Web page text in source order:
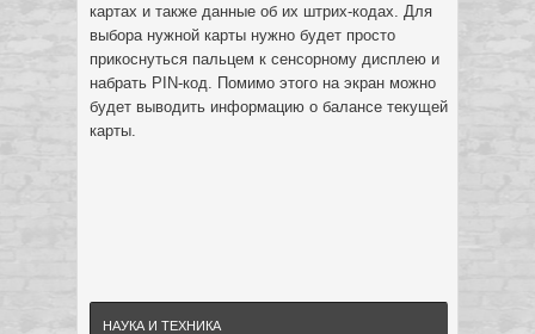
картах и также данные об их штрих-кодах. Для
выбора нужной карты нужно будет просто
прикоснуться пальцем к сенсорному дисплею и
набрать PIN-код. Помимо этого на экран можно
будет выводить информацию о балансе текущей
карты.
НАУКА И ТЕХНИКА